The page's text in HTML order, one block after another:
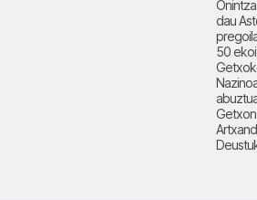
dau
50
Getxon